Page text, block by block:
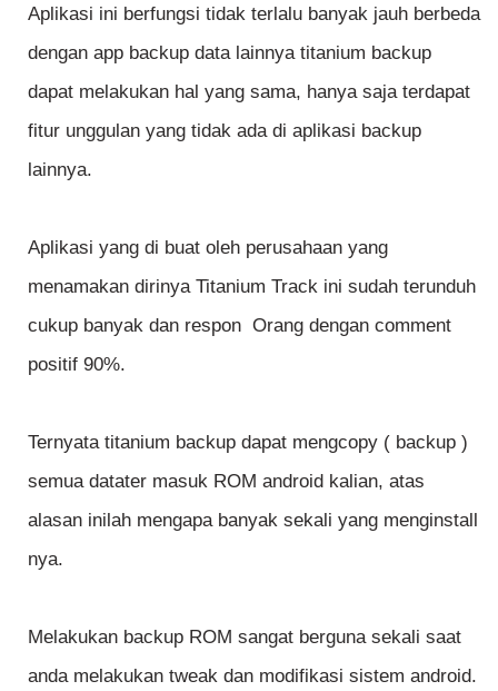
Aplikasi ini berfungsi tidak terlalu banyak jauh berbeda
dengan app backup data lainnya titanium backup
dapat melakukan hal yang sama, hanya saja terdapat
fitur unggulan yang tidak ada di aplikasi backup
lainnya.
Aplikasi yang di buat oleh perusahaan yang
menamakan dirinya Titanium Track ini sudah terunduh
cukup banyak dan respon Orang dengan comment
positif 90%.
Ternyata titanium backup dapat mengcopy ( backup )
semua datater masuk ROM android kalian, atas
alasan inilah mengapa banyak sekali yang menginstall
nya.
Melakukan backup ROM sangat berguna sekali saat
anda melakukan tweak dan modifikasi sistem android.